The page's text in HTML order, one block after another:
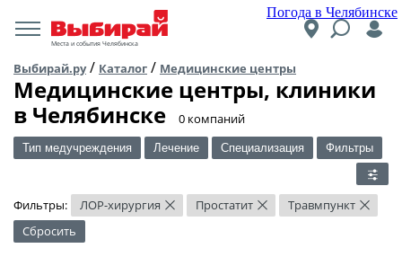
Погода в Челябинске
Места и события Челябинска
Выбирай.ру/ Каталог / Медицинские центры
Медицинские центры, клиники
в Челябинске
​0 компаний
Тип медучреждения Лечение Специализация Фильтры
Фильтры: ЛОР-хирургия × Простатит × Травмпункт ×
Сбросить